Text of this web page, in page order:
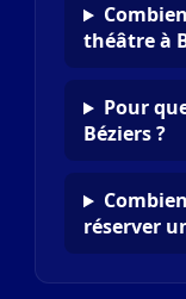
théâtre à
Pour
Béziers ?
réserver